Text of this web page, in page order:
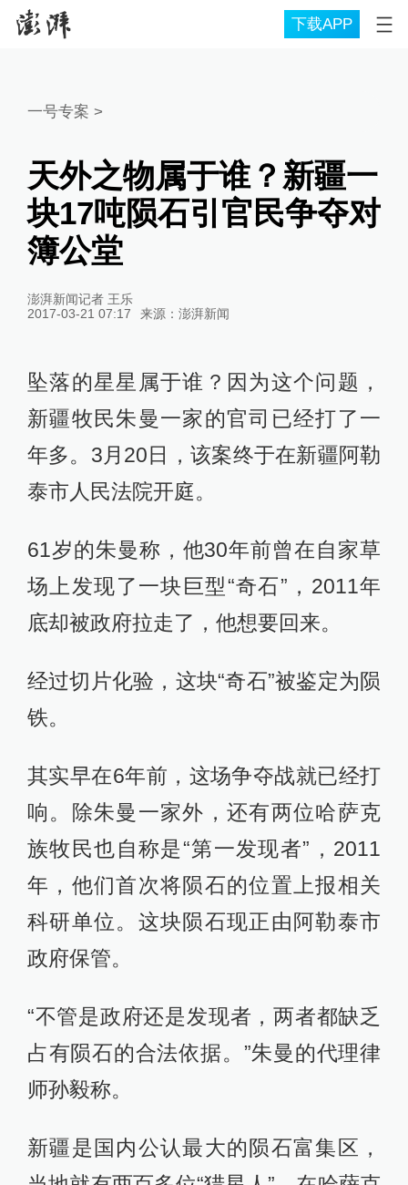
下载APP
一号专案 >
天外之物属于谁？新疆一
块17吨陨石引官民争夺对
簿公堂
澎湃新闻记者 王乐
2017-03-21 07:17
来源： 澎湃新闻
坠落的星星属于谁？因为这个问题，
新疆牧民朱曼一家的官司已经打了一
年多。3月20日，该案终于在新疆阿勒
泰市人民法院开庭。
61岁的朱曼称，他30年前曾在自家草
场上发现了一块巨型“奇石”，2011年
底却被政府拉走了，他想要回来。
经过切片化验，这块“奇石”被鉴定为陨
铁。
其实早在6年前，这场争夺战就已经打
响。除朱曼一家外，还有两位哈萨克
族牧民也自称是“第一发现者”，2011
年，他们首次将陨石的位置上报相关
科研单位。这块陨石现正由阿勒泰市
政府保管。
“不管是政府还是发现者，两者都缺乏
占有陨石的合法依据。”朱曼的代理律
师孙毅称。
新疆是国内公认最大的陨石富集区，